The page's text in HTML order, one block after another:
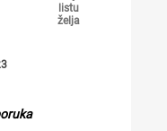
listu
želja